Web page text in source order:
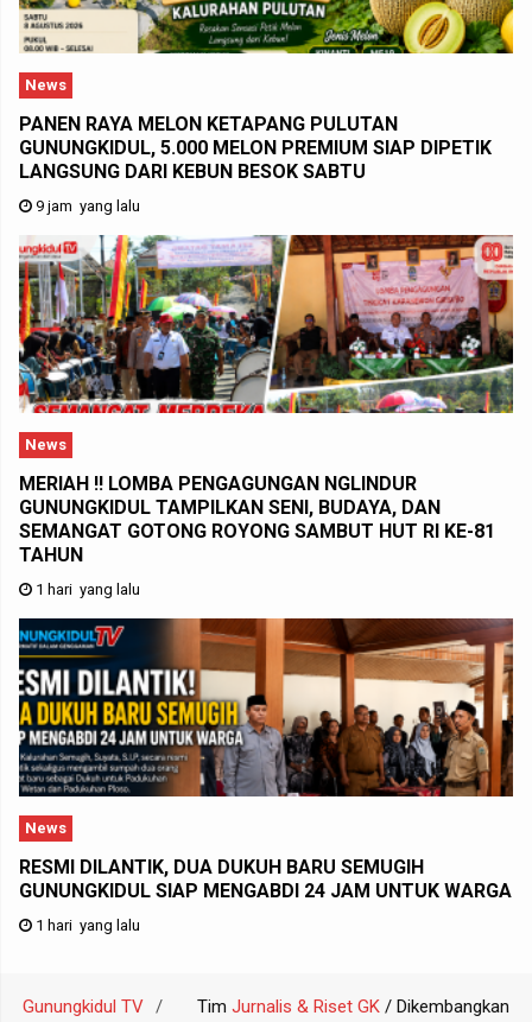
News
PANEN RAYA MELON KETAPANG PULUTAN
GUNUNGKIDUL, 5.000 MELON PREMIUM SIAP DIPETIK
LANGSUNG DARI KEBUN BESOK SABTU
9 jam yang lalu
News
MERIAH !! LOMBA PENGAGUNGAN NGLINDUR
GUNUNGKIDUL TAMPILKAN SENI, BUDAYA, DAN
SEMANGAT GOTONG ROYONG SAMBUT HUT RI KE-81
TAHUN
1 hari yang lalu
News
RESMI DILANTIK, DUA DUKUH BARU SEMUGIH
GUNUNGKIDUL SIAP MENGABDI 24 JAM UNTUK WARGA
1 hari yang lalu
Gunungkidul TV Tim Jurnalis & Riset GK / Dikembangkan